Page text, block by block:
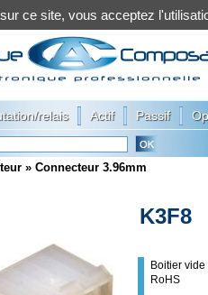
relais Actif Passif
» Connecteur 3.96mm
K3F8
Boitier
RoHS
ce site, vous acceptez